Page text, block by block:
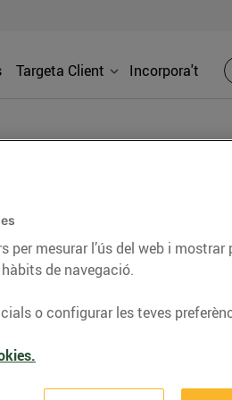
Targeta Client Incorpora't
i Esclat a través de la
a Barcelona
per mesurar l’ús del web i
de navegació.
o configurar les teves